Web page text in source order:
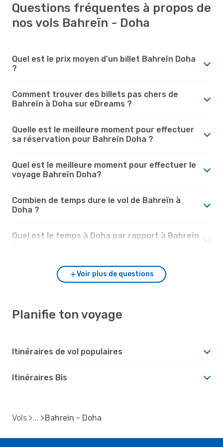
Questions fréquentes à propos de
nos vols Bahreïn - Doha
Quel est le prix moyen d'un billet Bahreïn Doha
?
Comment trouver des billets pas chers de
Bahreïn à Doha sur eDreams ?
Quelle est le meilleure moment pour effectuer
sa réservation pour Bahreïn Doha ?
Quel est le meilleure moment pour effectuer le
voyage Bahreïn Doha?
Combien de temps dure le vol de Bahreïn à
Doha ?
Quel est le temps à Doha par rapport à Bahreïn
Voir plus de questions
Planifie ton voyage
Itinéraires de vol populaires
Itinéraires Bis
Vols Bahreïn - Doha